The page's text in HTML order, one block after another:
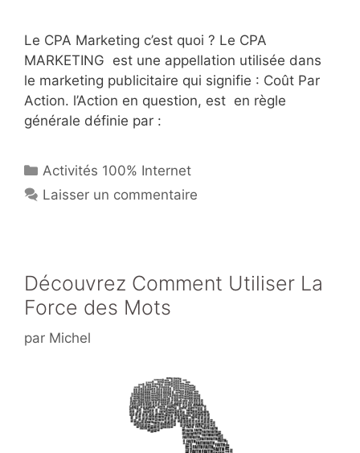
Le CPA Marketing c’est quoi ? Le CPA
MARKETING est une appellation utilisée dans
le marketing publicitaire qui signifie : Coût Par
Action. l’Action en question, est en règle
générale définie par :
Catégories
Activités 100% Internet
Laisser un commentaire
Découvrez Comment Utiliser La
Force des Mots
par Michel